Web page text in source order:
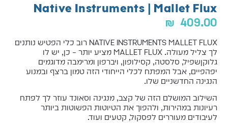
Native Instruments | Mallet Flux
₪ 409.00
NATIVE INSTRUMENTS MALLET FLUX רוב כלי הפטיש נותנים
לך צליל מעולה. MALLET FLUX מציע יותר – כן, יש לו
גלוקןשפיל, סלסטה, קסילופון, ויברפון ומרימבה מדוגמים
יפהפיים, אבל המפתח לכלי הייחודי הזה טמון ברצף ובמנוע
הנגינה החדשניים שלו.
השילוב המושלם הזה של קצב, מנגינה וסאונד עוזר לך לפתח
רעיונות במהירות, ולהפוך את הטיוטות הפשוטות ביותר
לעיבודים מעוררים לפסקול, קטעים ועוד.